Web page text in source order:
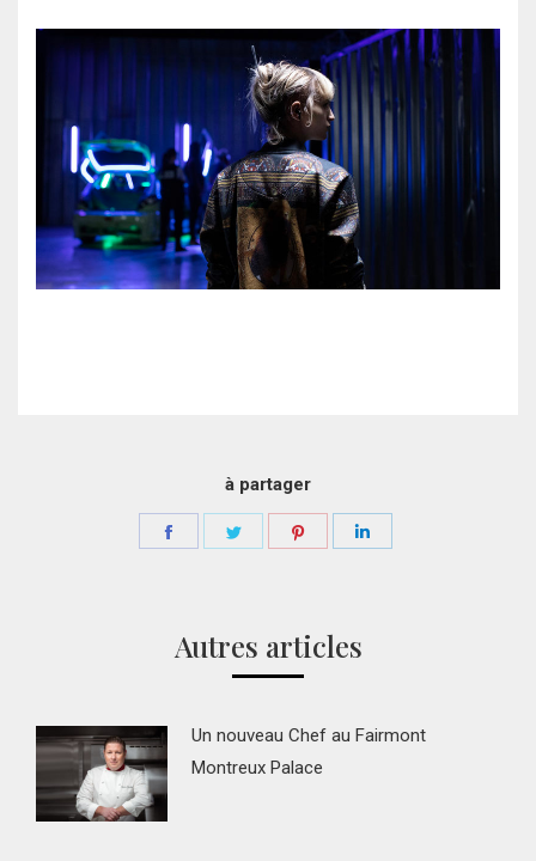
à partager
Partager Partager
Partager
Autres articles
Un nouveau Chef au Fairmont
Montreux Palace